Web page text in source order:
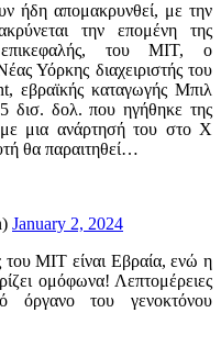
ήδη απομακρυνθεί, με την
την επομένη της
του ΜΙΤ, ο
Υόρκης διαχειριστής του
εβραϊκής καταγωγής Μπιλ
δισ. δολ. που ηγήθηκε της
με μια ανάρτησή του στο Χ
θα παραιτηθεί…
January 2, 2024
του ΜΙΤ είναι Εβραία, ενώ η
ομόφωνα! Λεπτομέρειες
όργανο του γενοκτόνου